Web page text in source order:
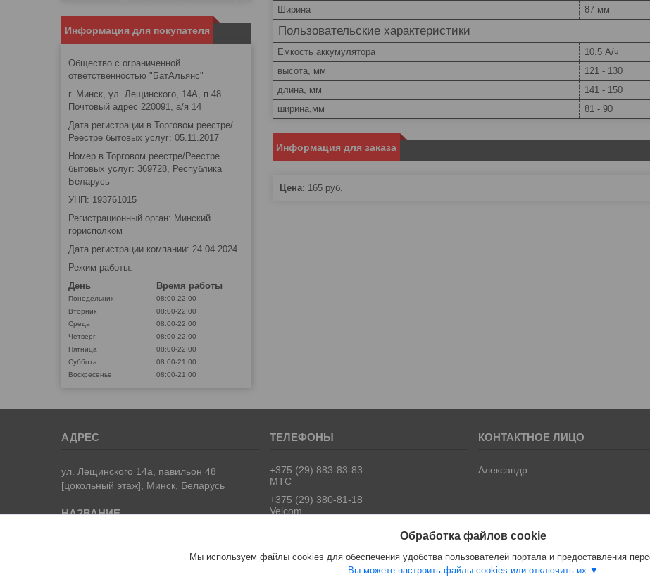
Ширина
87 мм
Пользовательские характеристики
Емкость аккумулятора
10.5 А/ч
высота, мм
121 - 130
длина, мм
141 - 150
ширина,мм
81 - 90
Информация для заказа
Цена: 165 руб.
Информация для покупателя
Общество с ограниченной
ответственностью "БатАльянс"
г. Минск, ул. Лещинского, 14А, п.48
Почтовый адрес 220091, а/я 14
Дата регистрации в Торговом реестре/
Реестре бытовых услуг: 05.11.2017
Номер в Торговом реестре/Реестре
бытовых услуг: 369728, Республика
Беларусь
УНП: 193761015
Регистрационный орган: Минский
горисполком
Дата регистрации компании: 24.04.2024
Режим работы:
День
Время работы
Понедельник
08:00-22:00
Вторник
08:00-22:00
Среда
08:00-22:00
Четверг
08:00-22:00
Пятница
08:00-22:00
Суббота
08:00-21:00
Воскресенье
08:00-21:00
ул. Лещинского 14а, павильон 48
[цокольный этаж], Минск, Беларусь
+375 (29) 883-83-83
МТС
+375 (29) 380-81-18
Velcom
Александр
Обработка файлов cookie
Мы используем файлы cookies для обеспечения удобства пользователей портала и предоставления
Вы можете настроить файлы cookies или отключить их.